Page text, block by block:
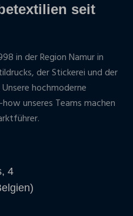
seit
in der Region Namur in
der Stickerei und der
hochmoderne
unseres Teams machen
4